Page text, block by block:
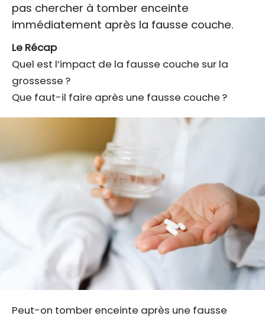
pas chercher à tomber enceinte
immédiatement après la fausse couche.
Le Récap
Quel est l’impact de la fausse couche sur la
grossesse ?
Que faut-il faire après une fausse couche ?
Peut-on tomber enceinte après une fausse